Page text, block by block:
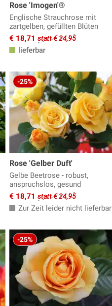
Rose 'Imogen'®
Englische Strauchrose mit
zartgelben, gefüllten Blüten
€ 18,71 statt € 24,95
lieferbar
-25%
Rose 'Gelber Duft'
Gelbe Beetrose - robust,
anspruchslos, gesund
€ 18,71 statt € 24,95
Zur Zeit leider nicht lieferbar
-25%